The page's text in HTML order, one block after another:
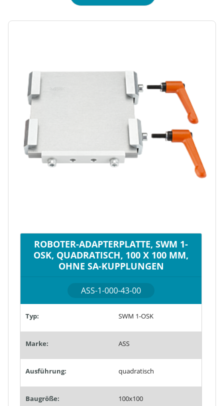
ROBOTER-ADAPTERPLATTE, SWM 1-
OSK, QUADRATISCH, 100 X 100 MM,
OHNE SA-KUPPLUNGEN
ASS-1-000-43-00
Typ: SWM 1-OSK
Marke: ASS
Ausführung: quadratisch
Baugröße: 100x100